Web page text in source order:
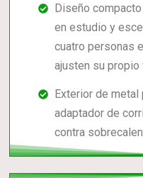
Diseño
en estudio y
cuatro personas
ajusten su propio
Exterior de metal
adaptador de
contra